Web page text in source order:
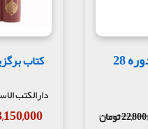
کتاب تفسیر نمونه دوره 28
تومان
دارالکتب
3,150,000